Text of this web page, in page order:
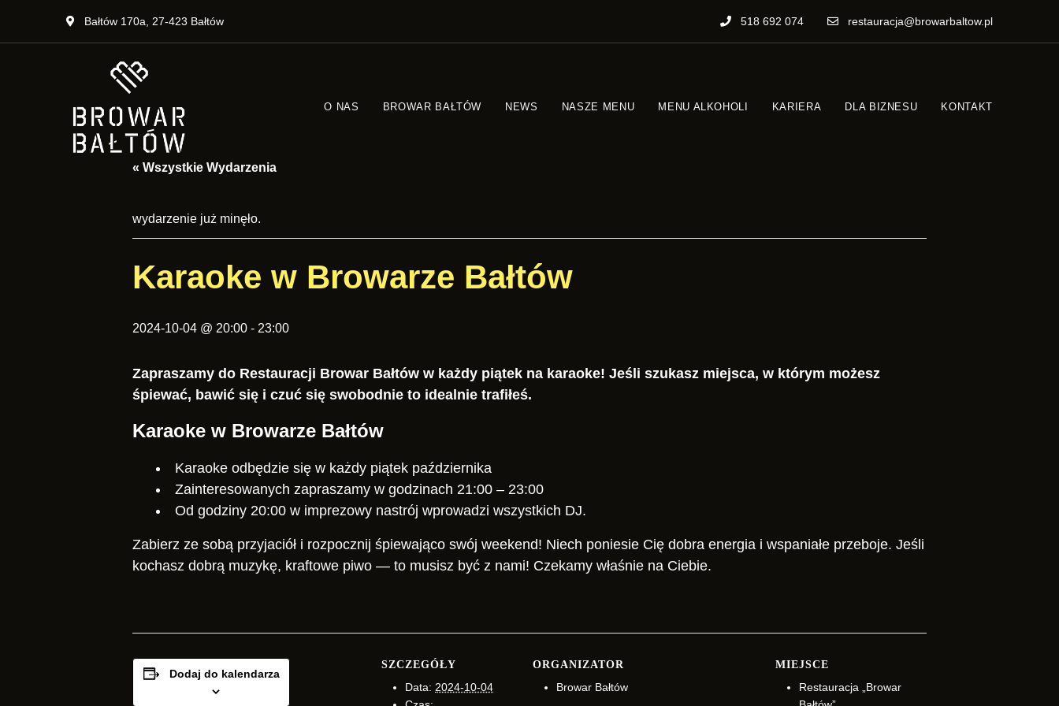
Bałtów 170a, 27-423 Bałtów 518 692 074 restauracja@browarbaltow.pl
Restauracja
O NAS BROWAR BAŁTÓW NEWS NASZE MENU MENU ALKOHOLI KARIERA DLA BIZNESU KONTAKT
« Wszystkie Wydarzenia
wydarzenie już minęło.
Karaoke w Browarze Bałtów
2024-10-04 @ 20:00 - 23:00
Zapraszamy do Restauracji Browar Bałtów w każdy piątek na karaoke! Jeśli szukasz miejsca, w którym możesz
śpiewać, bawić się i czuć się swobodnie to idealnie trafiłeś.
Karaoke w Browarze Bałtów
Karaoke odbędzie się w każdy piątek października
Zainteresowanych zapraszamy w godzinach 21:00 – 23:00
Od godziny 20:00 w imprezowy nastrój wprowadzi wszystkich DJ.
Zabierz ze sobą przyjaciół i rozpocznij śpiewająco swój weekend! Niech poniesie Cię dobra energia i wspaniałe przeboje. Jeśli
kochasz dobrą muzykę, kraftowe piwo — to musisz być z nami! Czekamy właśnie na Ciebie.
Dodaj do kalendarza
SZCZEGÓŁY
Data: 2024-10-04
ORGANIZATOR
Browar Bałtów
MIEJSCE
Restauracja „Browar